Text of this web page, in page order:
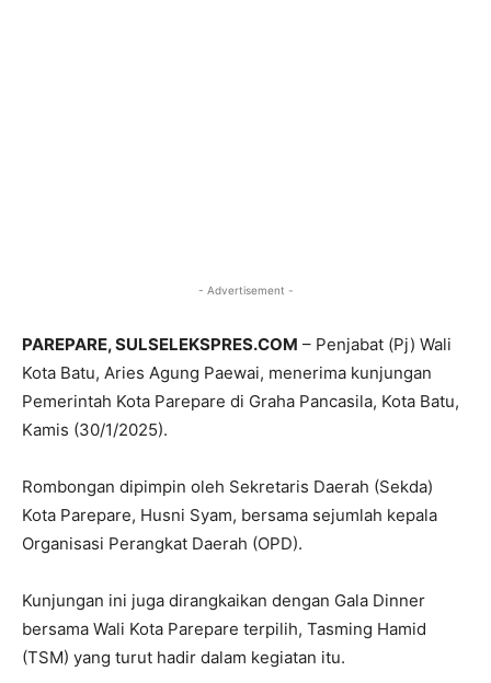
- Advertisement -
PAREPARE, SULSELEKSPRES.COM – Penjabat (Pj) Wali
Kota Batu, Aries Agung Paewai, menerima kunjungan
Pemerintah Kota Parepare di Graha Pancasila, Kota Batu,
Kamis (30/1/2025).
Rombongan dipimpin oleh Sekretaris Daerah (Sekda)
Kota Parepare, Husni Syam, bersama sejumlah kepala
Organisasi Perangkat Daerah (OPD).
Kunjungan ini juga dirangkaikan dengan Gala Dinner
bersama Wali Kota Parepare terpilih, Tasming Hamid
(TSM) yang turut hadir dalam kegiatan itu.